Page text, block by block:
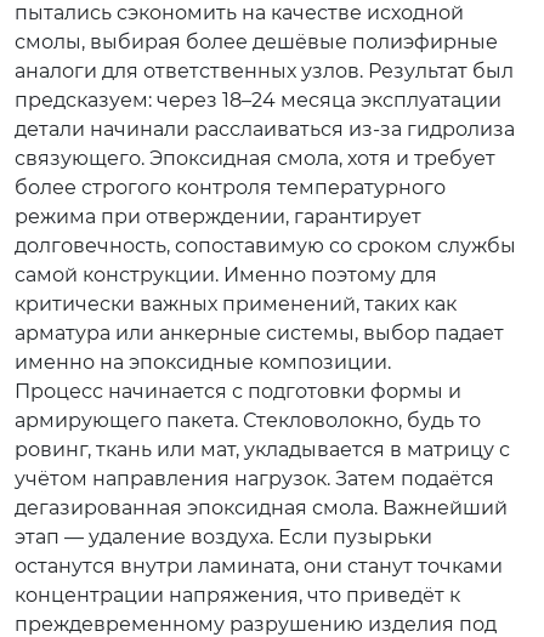
пытались сэкономить на качестве исходной
смолы, выбирая более дешёвые полиэфирные
аналоги для ответственных узлов. Результат был
предсказуем: через 18–24 месяца эксплуатации
детали начинали расслаиваться из-за гидролиза
связующего. Эпоксидная смола, хотя и требует
более строгого контроля температурного
режима при отверждении, гарантирует
долговечность, сопоставимую со сроком службы
самой конструкции. Именно поэтому для
критически важных применений, таких как
арматура или анкерные системы, выбор падает
именно на эпоксидные композиции.
Процесс начинается с подготовки формы и
армирующего пакета. Стекловолокно, будь то
ровинг, ткань или мат, укладывается в матрицу с
учётом направления нагрузок. Затем подаётся
дегазированная эпоксидная смола. Важнейший
этап — удаление воздуха. Если пузырьки
останутся внутри ламината, они станут точками
концентрации напряжения, что приведёт к
преждевременному разрушению изделия под